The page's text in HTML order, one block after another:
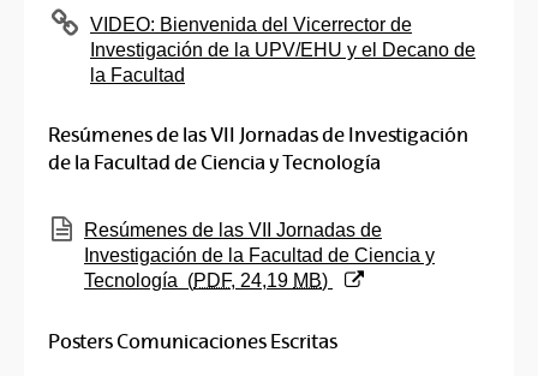
VIDEO: Bienvenida del Vicerrector de
Investigación de la UPV/EHU y el Decano de
la Facultad
Resúmenes de las VII Jornadas de Investigación
de la Facultad de Ciencia y Tecnología
(Abre una nueva ventana)
Resúmenes de las VII Jornadas de
Investigación de la Facultad de Ciencia y
Tecnología (PDF, 24,19 MB)
Posters Comunicaciones Escritas